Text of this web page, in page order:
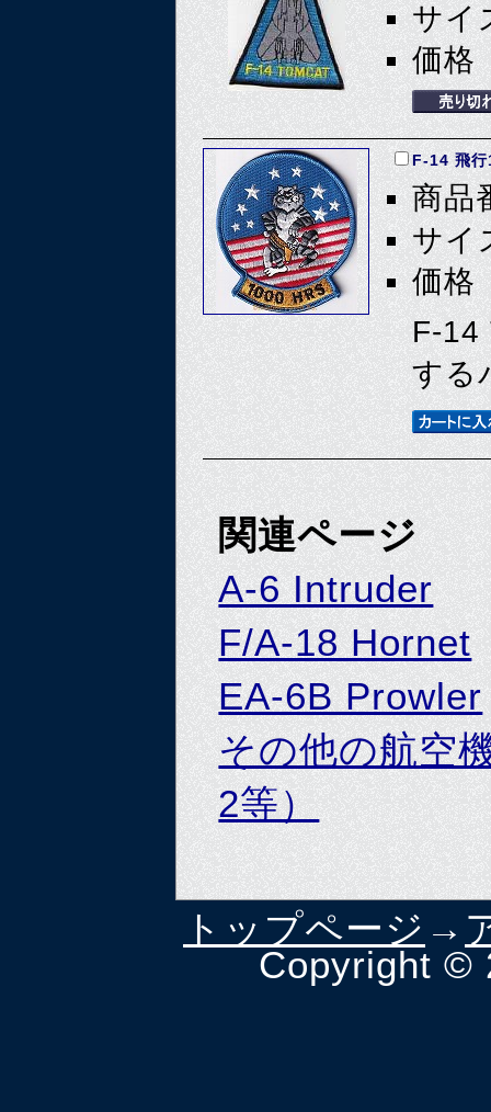
サイ
価格
F-14 飛
商品
サイ
価格
F-14
する
関連ページ
A-6 Intruder
F/A-18 Hornet
EA-6B Prowler
その他の航空
2等）
トップページ →
Copyright ©